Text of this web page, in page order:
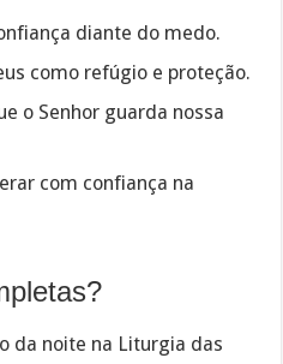
diante do medo.
como refúgio e proteção.
o Senhor guarda nossa
com confiança na
da noite na Liturgia das